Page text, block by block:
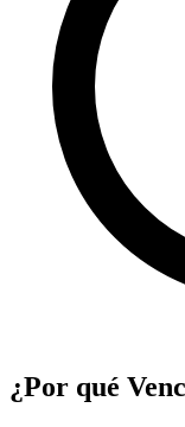
¿Por qué